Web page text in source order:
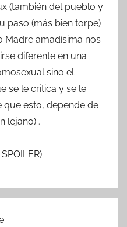
(también del pueblo y
paso (más bien torpe)
Madre amadísima nos
diferente en una
sino el
se le critica y se le
que esto, depende de
lejano)…